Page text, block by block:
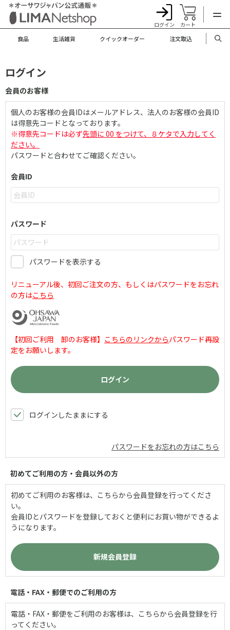
ログイン カート
食品 生活雑貨 クイックオーダー 注文取込
ログイン
会員のお客様
個人のお客様の会員IDはメールアドレス、法人のお客様の会員ID
は得意先コードとなっております。
※得意先コードは必ず先頭に 00 をつけて、８ケタで入力してく
ださい。
パスワードと合わせてご確認ください。
会員ID
パスワード
パスワードを表示する
リニューアル後、初回ご注文の方、もしくはパスワードをお忘れ
の方はこちら
【初回ご利用 卸のお客様】 こちらのリンクからパスワード再設
定をお願いします。
ログインしたままにする
パスワードをお忘れの方はこちら
初めてご利用の方・会員以外の方
初めてご利用のお客様は、こちらから会員登録を行ってくださ
い。
会員IDとパスワードを登録しておくと便利にお買い物ができるよ
うになります。
電話・FAX・郵便でのご利用の方
電話・FAX・郵便をご利用のお客様は、こちらから会員登録を行
ってください。